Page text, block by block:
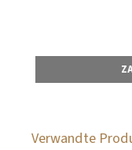
Verwandte